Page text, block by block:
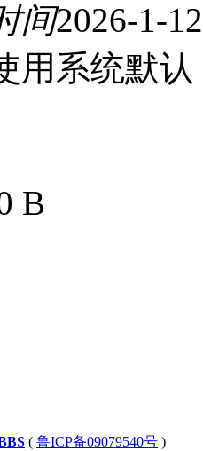
间2026-1-
用系统默认
B
( 鲁ICP备09079540号 )